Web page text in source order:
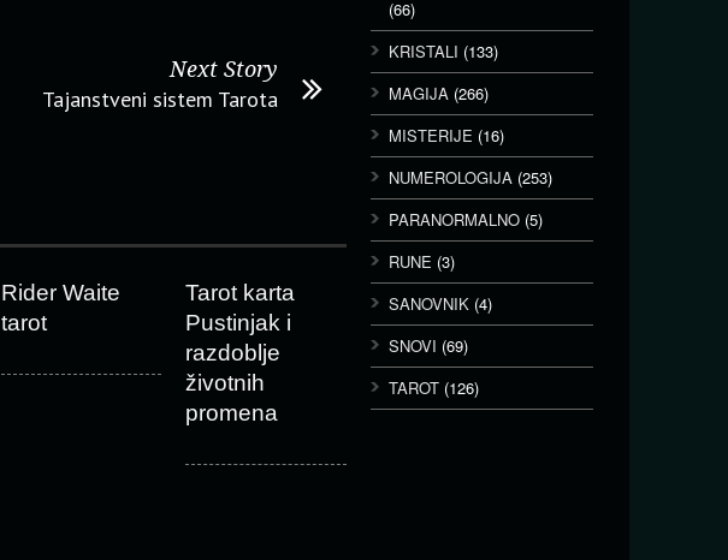
Next Story
Tajanstveni sistem Tarota
Rider Waite
tarot
Tarot karta
Pustinjak i
razdoblje
životnih
promena
(66)
KRISTALI (133)
MAGIJA (266)
MISTERIJE (16)
NUMEROLOGIJA (253)
PARANORMALNO (5)
RUNE (3)
SANOVNIK (4)
SNOVI (69)
TAROT (126)